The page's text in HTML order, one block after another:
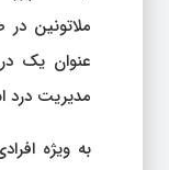
ملاتونین
عنوان یک
مدیریت درد
به ویژه